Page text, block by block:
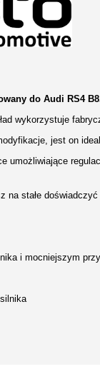
do Audi RS4
wykorzystuje
jest on
umożliwiające
na stałe
i mocniejszym